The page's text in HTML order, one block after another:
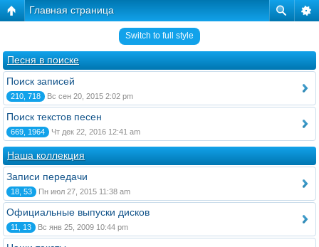
Главная страница
Switch to full style
Песня в поиске
Поиск записей
210, 718 Вс сен 20, 2015 2:02 pm
Поиск текстов песен
669, 1964 Чт дек 22, 2016 12:41 am
Наша коллекция
Записи передачи
18, 53 Пн июл 27, 2015 11:38 am
Официальные выпуски дисков
11, 13 Вс янв 25, 2009 10:44 pm